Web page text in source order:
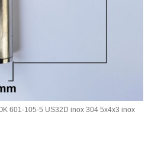
601-105-5 US32D inox 304 5x4x3 inox